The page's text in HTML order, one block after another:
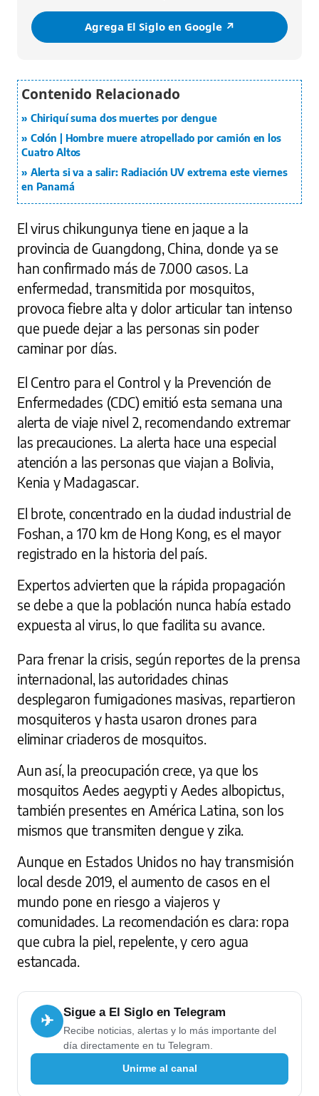
Agrega El Siglo en Google ↗️
Chiriquí suma dos muertes por dengue
Colón | Hombre muere atropellado por camión en los
Cuatro Altos
Alerta si va a salir: Radiación UV extrema este viernes
en Panamá
El virus chikungunya tiene en jaque a la
provincia de Guangdong, China, donde ya se
han confirmado más de 7.000 casos. La
enfermedad, transmitida por mosquitos,
provoca fiebre alta y dolor articular tan intenso
que puede dejar a las personas sin poder
caminar por días.
El Centro para el Control y la Prevención de
Enfermedades (CDC) emitió esta semana una
alerta de viaje nivel 2, recomendando extremar
las precauciones. La alerta hace una especial
atención a las personas que viajan a Bolivia,
Kenia y Madagascar.
El brote, concentrado en la ciudad industrial de
Foshan, a 170 km de Hong Kong, es el mayor
registrado en la historia del país.
Expertos advierten que la rápida propagación
se debe a que la población nunca había estado
expuesta al virus, lo que facilita su avance.
Para frenar la crisis, según reportes de la prensa
internacional, las autoridades chinas
desplegaron fumigaciones masivas, repartieron
mosquiteros y hasta usaron drones para
eliminar criaderos de mosquitos.
Aun así, la preocupación crece, ya que los
mosquitos Aedes aegypti y Aedes albopictus,
también presentes en América Latina, son los
mismos que transmiten dengue y zika.
Aunque en Estados Unidos no hay transmisión
local desde 2019, el aumento de casos en el
mundo pone en riesgo a viajeros y
comunidades. La recomendación es clara: ropa
que cubra la piel, repelente, y cero agua
estancada.
✈ Sigue a El Siglo en Telegram
Recibe noticias, alertas y lo más importante del
día directamente en tu Telegram.
Unirme al canal